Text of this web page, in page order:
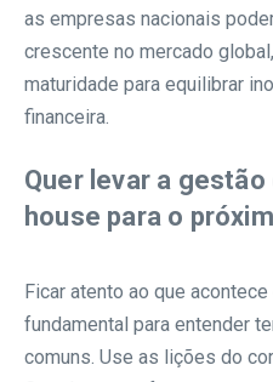
as empresas nacionais
crescente no mercado
maturidade para equilibrar
financeira.
Quer levar a
house para o
Ficar atento ao que
fundamental para entender
comuns. Use as lições do